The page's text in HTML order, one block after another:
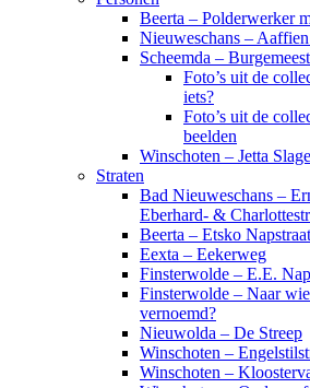
Beerta – Polderwerker
Nieuweschans –
Scheemda –
Foto’s uit de
iets?
Foto’s uit de
beelden
Winschoten – Jetta
Straten
Bad Nieuweschans –
Eberhard- &
Beerta – Etsko Napstraat
Eexta – Eekerweg
Finsterwolde – E.E.
Finsterwolde – Naar
vernoemd?
Nieuwolda – De Streep
Winschoten –
Winschoten –